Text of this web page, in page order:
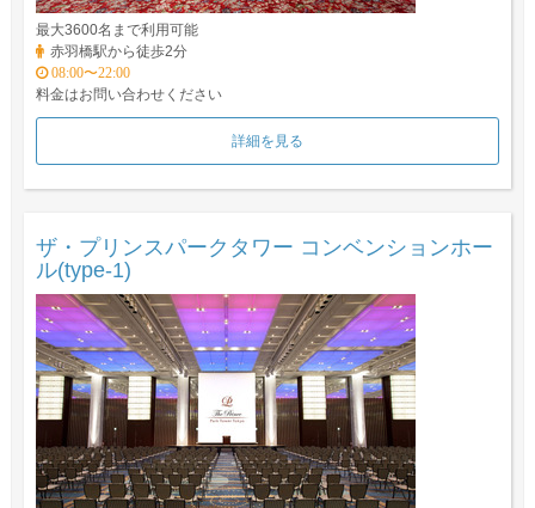
最大3600名まで利用可能
赤羽橋駅から徒歩2分
08:00〜22:00
料金はお問い合わせください
詳細を見る
ザ・プリンスパークタワー コンベンションホー
ル(type-1)